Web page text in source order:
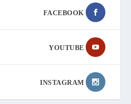
FACEBOOK
YOUTUBE
INSTAGRAM